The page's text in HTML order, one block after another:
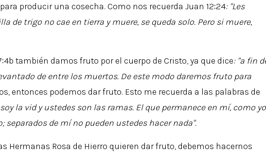
producir una cosecha. Como nos recuerda Juan 12:24: "Les
de trigo no cae en tierra y muere, se queda solo. Pero si muere,
también damos fruto por el cuerpo de Cristo, ya que dice: "a fin
de entre los muertos. De este modo daremos fruto para
entonces podemos dar fruto. Esto me recuerda a las palabras de
soy la vid y ustedes son las ramas. El que permanece en mí, como yo
separados de mí no pueden ustedes hacer nada".
Hermanas Rosa de Hierro quieren dar fruto, debemos hacernos